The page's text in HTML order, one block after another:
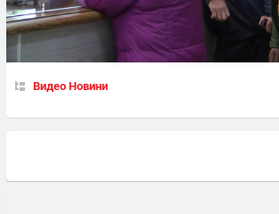
Видео Новини